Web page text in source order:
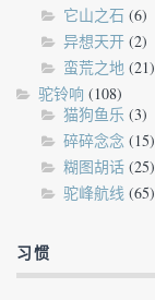
它山之石 (6)
异想天开 (2)
蛮荒之地 (21)
驼铃响 (108)
猫狗鱼乐 (3)
碎碎念念 (15)
糊图胡话 (25)
驼峰航线 (65)
习惯